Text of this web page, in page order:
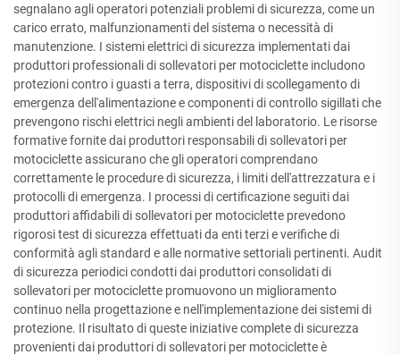
segnalano agli operatori potenziali problemi di sicurezza, come un
carico errato, malfunzionamenti del sistema o necessità di
manutenzione. I sistemi elettrici di sicurezza implementati dai
produttori professionali di sollevatori per motociclette includono
protezioni contro i guasti a terra, dispositivi di scollegamento di
emergenza dell'alimentazione e componenti di controllo sigillati che
prevengono rischi elettrici negli ambienti del laboratorio. Le risorse
formative fornite dai produttori responsabili di sollevatori per
motociclette assicurano che gli operatori comprendano
correttamente le procedure di sicurezza, i limiti dell'attrezzatura e i
protocolli di emergenza. I processi di certificazione seguiti dai
produttori affidabili di sollevatori per motociclette prevedono
rigorosi test di sicurezza effettuati da enti terzi e verifiche di
conformità agli standard e alle normative settoriali pertinenti. Audit
di sicurezza periodici condotti dai produttori consolidati di
sollevatori per motociclette promuovono un miglioramento
continuo nella progettazione e nell'implementazione dei sistemi di
protezione. Il risultato di queste iniziative complete di sicurezza
provenienti dai produttori di sollevatori per motociclette è